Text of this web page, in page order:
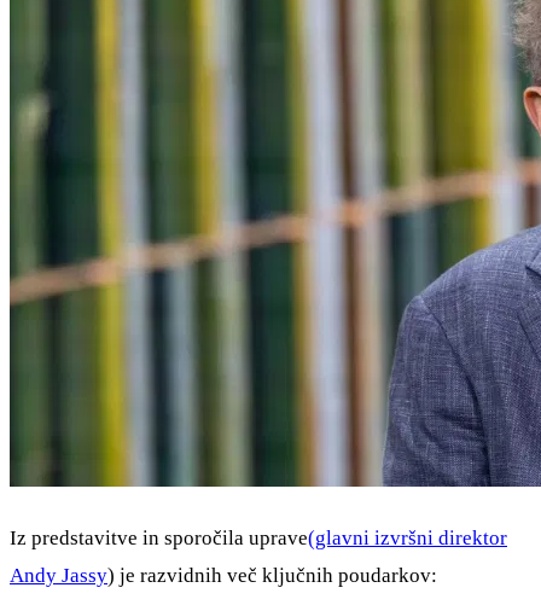
Iz predstavitve in sporočila uprave(glavni izvršni direktor
Andy Jassy) je razvidnih več ključnih poudarkov: